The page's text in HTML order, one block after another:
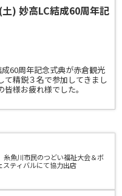
) 妙高LC結成60周年記
60周年記念式典が赤倉観光
て精鋭３名で参加してきまし
様お疲れ様でした。
糸魚川市民のつどい福祉大会＆ボ
スティバルにて協力出店